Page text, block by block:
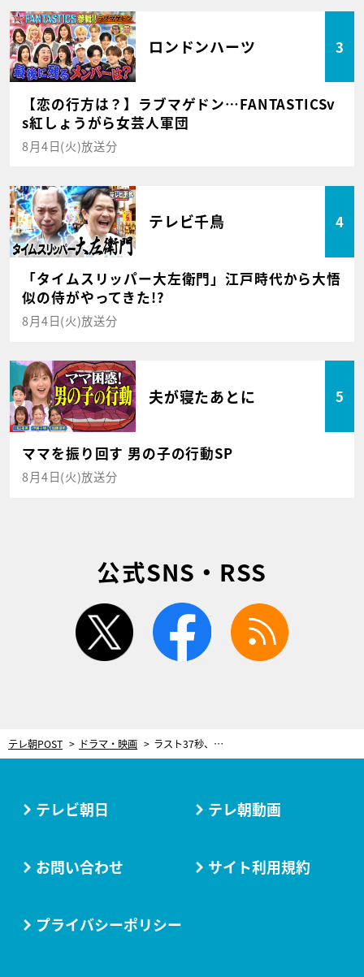
ロンドンハーツ 3
【恋の行方は？】ラブマゲドン…FANTASTICSv
s紅しょうがら女芸人軍団
8月4日(火)放送分
テレビ千鳥 4
「タイムスリッパー大左衛門」江戸時代から大悟
似の侍がやってきた!?
8月4日(火)放送分
夫が寝たあとに 5
ママを振り回す 男の子の行動SP
8月4日(火)放送分
公式SNS・RSS
twitter facebook
テレ朝POST ドラマ・映画 ラスト37秒、白影“最後の願い”が判明！赤影に託された過酷すぎるミッション＜仮面の忍者 赤影＞
テレビ朝日 テレ朝動画
お問い合わせ サイト利用規約
プライバシーポリシー